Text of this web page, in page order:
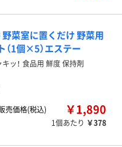
菜室に置くだけ 野菜用
（1個×5）エステー
ッ！ 食品用 鮮度 保持剤
売価格(税込)
￥1,890
1個あたり ￥378